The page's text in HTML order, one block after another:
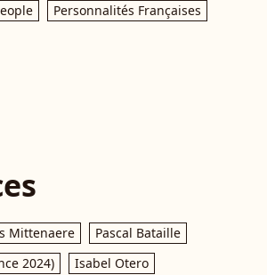
Personnalités Françaises
Mittenaere
Pascal Bataille
2024)
Isabel Otero